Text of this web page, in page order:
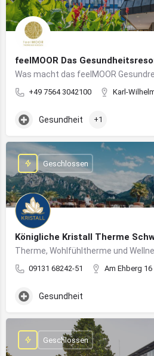
feelMOOR Das
+49 7564 3042100 Karl-
Gesundheit +1
Königliche Kristall Therme
09131 68242-51 Am Ehberg 16
Geschlossen
Gesundheit
Geschlossen